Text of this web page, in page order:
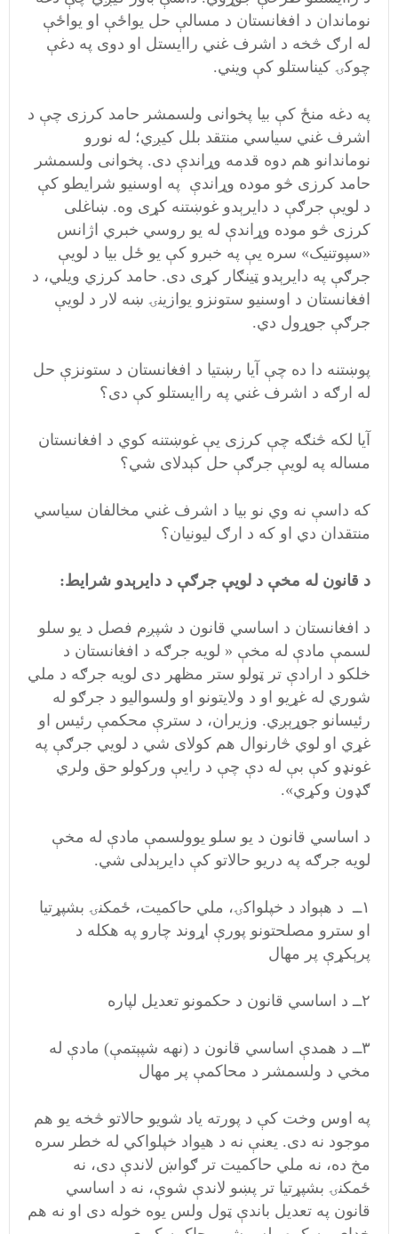
نوماندان د افغانستان د مسالې حل يواځې او يواځې
له ارګ څخه د اشرف غني راايستل او دوی په دغې
چوکۍ کيناستلو کې ویني.
په دغه منځ کې بيا پخوانی ولسمشر حامد کرزی چې د
اشرف غني سياسي منتقد بلل کيږي؛ له نورو
نوماندانو هم دوه قدمه وړاندې دی. پخوانی ولسمشر
حامد کرزی څو موده وړاندې په اوسنيو شرايطو کې
د لويې جرګې د دایرېدو غوښتنه کړی وه. ښاغلی
کرزی څو موده وړاندې له يو روسي خبري اژانس
«سپوتنیک» سره يې په خبرو کې يو ځل بيا د لويې
جرګې په دايرېدو ټينګار کړی دی. حامد کرزي ويلي، د
افغانستان د اوسنیو ستونزو یوازینۍ ښه لار د لویې
جرګې جوړول دي.
پوښتنه دا ده چې آيا رښتيا د افغانستان د ستونزې حل
له ارګه د اشرف غني په راايستلو کې دی؟
آيا لکه څنګه چې کرزی يې غوښتنه کوي د افغانستان
مساله په لويې جرګې حل کېدلای شي؟
که داسې نه وي نو بيا د اشرف غني مخالفان سياسي
منتقدان دي او که د ارګ ليونيان؟
د قانون له مخې د لويې جرګې د دايرېدو شرايط:
د افغانستان د اساسي قانون د شپږم فصل د يو سلو
لسمې مادې له مخې « لويه جرګه د افغانستان د
خلكو د ارادې تر ټولو ستر مظهر دى لويه جرګه د ملي
شوري له غړيو او د ولايتونو او ولسواليو د جرګو له
رئيسانو جوړېږي. وزيران، د سترې محكمې رئيس او
غړي او لوي څارنوال هم كولاى شي د لويي جرګې په
غونډو كې بې له دې چې د رايې وركولو حق ولري
ګډون وكړي».
د اساسي قانون د يو سلو يوولسمې مادې له مخې
لویه جرګه په دريو حالاتو کې دايرېدلی شي.
۱ــ د هېواد د خپلواكۍ، ملي حاكميت، ځمكنۍ بشپړتيا
او سترو مصلحتونو پورې اړوند چارو په هکله د
پرېکړې پر مهال
۲ــ د اساسي قانون د حكمونو تعديل لپاره
۳ــ د همدې اساسي قانون د (نهه شپېتمې) مادې له
مخي د ولسمشر د محاکمې پر مهال
په اوس وخت کې د پورته ياد شويو حالاتو څخه يو هم
موجود نه دی. یعنې نه د هيواد خپلواکي له خطر سره
مخ ده، نه ملي حاکميت تر ګواښ لاندې دی، نه
ځمکنۍ بشپړتيا تر پښو لاندې شوې، نه د اساسي
قانون په تعدیل باندې ټول ولس يوه خوله دی او نه هم